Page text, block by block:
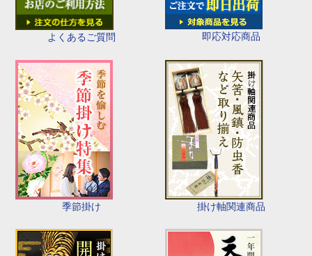
よくあるご質問 即応対応商品
季節掛け 掛け軸関連商品